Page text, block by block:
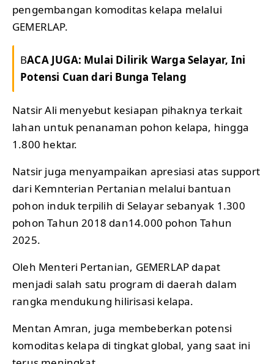
pengembangan komoditas kelapa melalui
GEMERLAP.
BACA JUGA: Mulai Dilirik Warga Selayar, Ini
Potensi Cuan dari Bunga Telang
Natsir Ali menyebut kesiapan pihaknya terkait
lahan untuk penanaman pohon kelapa, hingga
1.800 hektar.
Natsir juga menyampaikan apresiasi atas support
dari Kemnterian Pertanian melalui bantuan
pohon induk terpilih di Selayar sebanyak 1.300
pohon Tahun 2018 dan14.000 pohon Tahun
2025.
Oleh Menteri Pertanian, GEMERLAP dapat
menjadi salah satu program di daerah dalam
rangka mendukung hilirisasi kelapa.
Mentan Amran, juga membeberkan potensi
komoditas kelapa di tingkat global, yang saat ini